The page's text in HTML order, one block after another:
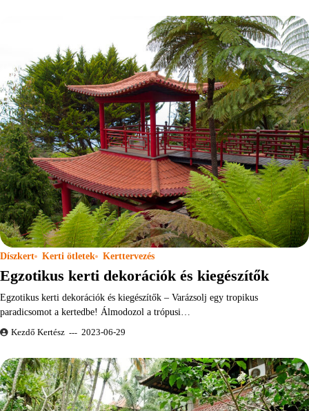
Díszkert Kerti ötletek Kerttervezés
Egzotikus kerti dekorációk és kiegészítők
Egzotikus kerti dekorációk és kiegészítők – Varázsolj egy tropikus
paradicsomot a kertedbe! Álmodozol a trópusi…
Kezdő Kertész 2023-06-29